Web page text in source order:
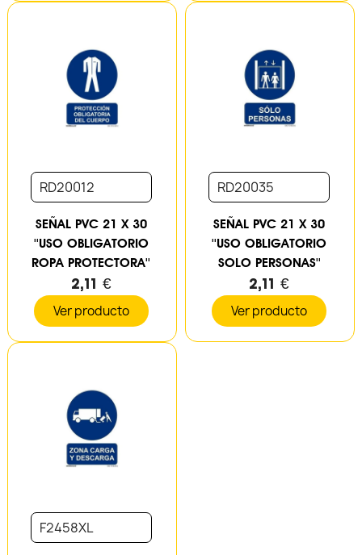
RD20012
SEÑAL PVC 21 X 30
''USO OBLIGATORIO
ROPA PROTECTORA''
2,11 €
Ver producto
RD20035
SEÑAL PVC 21 X 30
''USO OBLIGATORIO
SOLO PERSONAS''
2,11 €
Ver producto
F2458XL